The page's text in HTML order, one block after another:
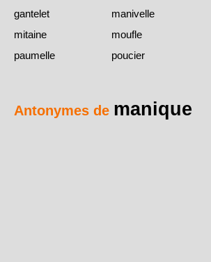
gantelet
manivelle
mitaine
moufle
paumelle
poucier
Antonymes de manique